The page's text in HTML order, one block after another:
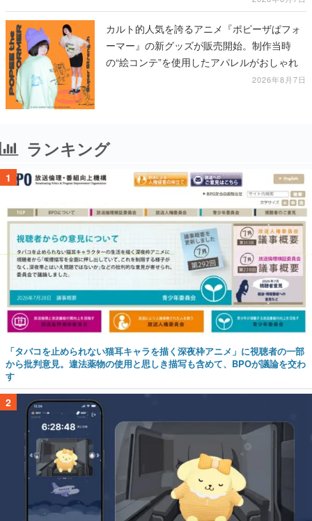
カルト的人気を誇るアニメ『ポピーザぱフォ
ーマー』の新グッズが販売開始。制作当時
の“絵コンテ”を使用したアパレルがおしゃれ
2026年8月7日
ランキング
1
「タバコを止められない猫耳キャラを描く深夜枠アニメ」に視聴者の一部
から批判意見。違法薬物の使用と思しき描写も含めて、BPOが議論を交わ
す
2